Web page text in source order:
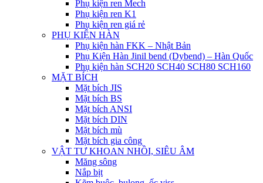
Phụ kiện ren Mech
Phụ kiện ren K1
Phụ kiện ren giá rẻ
PHỤ KIỆN HÀN
Phụ kiện hàn FKK – Nhật Bản
Phụ Kiện Hàn Jinil bend (Dybend) – Hàn Quốc
Phụ kiện hàn SCH20 SCH40 SCH80 SCH160
MẶT BÍCH
Mặt bích JIS
Mặt bích BS
Mặt bích ANSI
Mặt bích DIN
Mặt bích mù
Mặt bích gia công
VẬT TƯ KHOAN NHỒI, SIÊU ÂM
Măng sông
Nắp bịt